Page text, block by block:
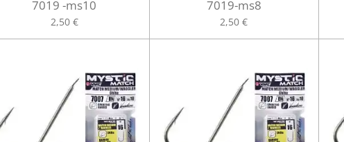
7019 -ms10
2,50 €
7019-ms8
2,50 €